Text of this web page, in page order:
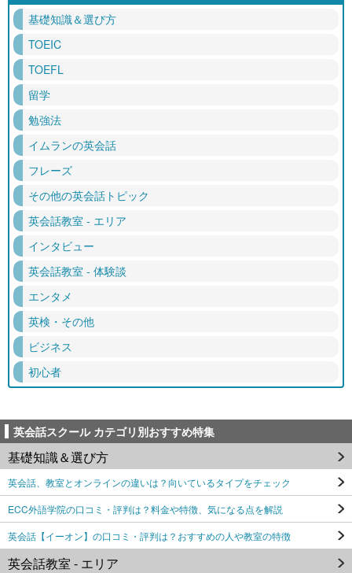
基礎知識＆選び方
TOEIC
TOEFL
留学
勉強法
イムランの英会話
フレーズ
その他の英会話トピック
英会話教室 - エリア
インタビュー
英会話教室 - 体験談
エンタメ
英検・その他
ビジネス
初心者
英会話スクール カテゴリ別おすすめ特集
基礎知識＆選び方
英会話、教室とオンラインの違いは？向いているタイプをチェック
ECC外語学院の口コミ・評判は？料金や特徴、気になる点を解説
英会話【イーオン】の口コミ・評判は？おすすめの人や教室の特徴
英会話教室 - エリア